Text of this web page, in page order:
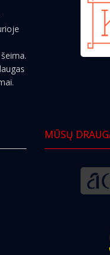
MŪSŲ